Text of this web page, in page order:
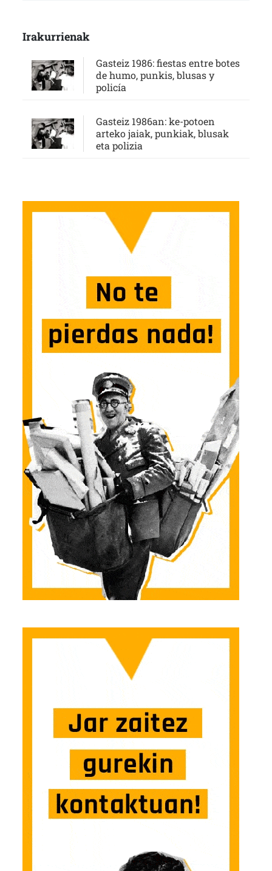
Irakurrienak
Gasteiz 1986: fiestas entre botes
de humo, punkis, blusas y
policía
Gasteiz 1986an: ke-potoen
arteko jaiak, punkiak, blusak
eta polizia